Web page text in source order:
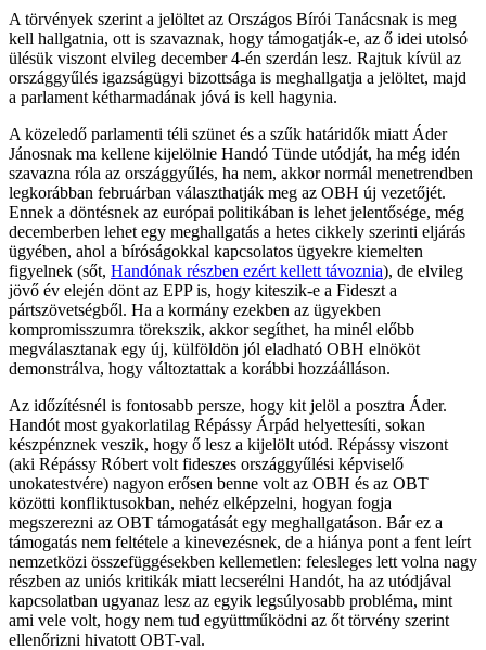
A törvények szerint a jelöltet az Országos Bírói Tanácsnak is meg
kell hallgatnia, ott is szavaznak, hogy támogatják-e, az ő idei utolsó
ülésük viszont elvileg december 4-én szerdán lesz. Rajtuk kívül az
országgyűlés igazságügyi bizottsága is meghallgatja a jelöltet, majd
a parlament kétharmadának jóvá is kell hagynia.
A közeledő parlamenti téli szünet és a szűk határidők miatt Áder
Jánosnak ma kellene kijelölnie Handó Tünde utódját, ha még idén
szavazna róla az országgyűlés, ha nem, akkor normál menetrendben
legkorábban februárban választhatják meg az OBH új vezetőjét.
Ennek a döntésnek az európai politikában is lehet jelentősége, még
decemberben lehet egy meghallgatás a hetes cikkely szerinti eljárás
ügyében, ahol a bíróságokkal kapcsolatos ügyekre kiemelten
figyelnek (sőt, Handónak részben ezért kellett távoznia), de elvileg
jövő év elején dönt az EPP is, hogy kiteszik-e a Fideszt a
pártszövetségből. Ha a kormány ezekben az ügyekben
kompromisszumra törekszik, akkor segíthet, ha minél előbb
megválasztanak egy új, külföldön jól eladható OBH elnököt
demonstrálva, hogy változtattak a korábbi hozzáálláson.
Az időzítésnél is fontosabb persze, hogy kit jelöl a posztra Áder.
Handót most gyakorlatilag Répássy Árpád helyettesíti, sokan
készpénznek veszik, hogy ő lesz a kijelölt utód. Répássy viszont
(aki Répássy Róbert volt fideszes országgyűlési képviselő
unokatestvére) nagyon erősen benne volt az OBH és az OBT
közötti konfliktusokban, nehéz elképzelni, hogyan fogja
megszerezni az OBT támogatását egy meghallgatáson. Bár ez a
támogatás nem feltétele a kinevezésnek, de a hiánya pont a fent leírt
nemzetközi összefüggésekben kellemetlen: felesleges lett volna nagy
részben az uniós kritikák miatt lecserélni Handót, ha az utódjával
kapcsolatban ugyanaz lesz az egyik legsúlyosabb probléma, mint
ami vele volt, hogy nem tud együttműködni az őt törvény szerint
ellenőrizni hivatott OBT-val.